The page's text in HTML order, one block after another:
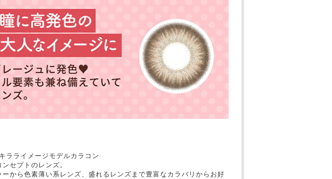
ラライメージモデルカラコン
セプトのレンズ。
から色素薄い系レンズ、盛れるレンズまで豊富なカラバリからお好